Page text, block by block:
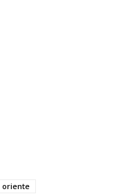
oriente